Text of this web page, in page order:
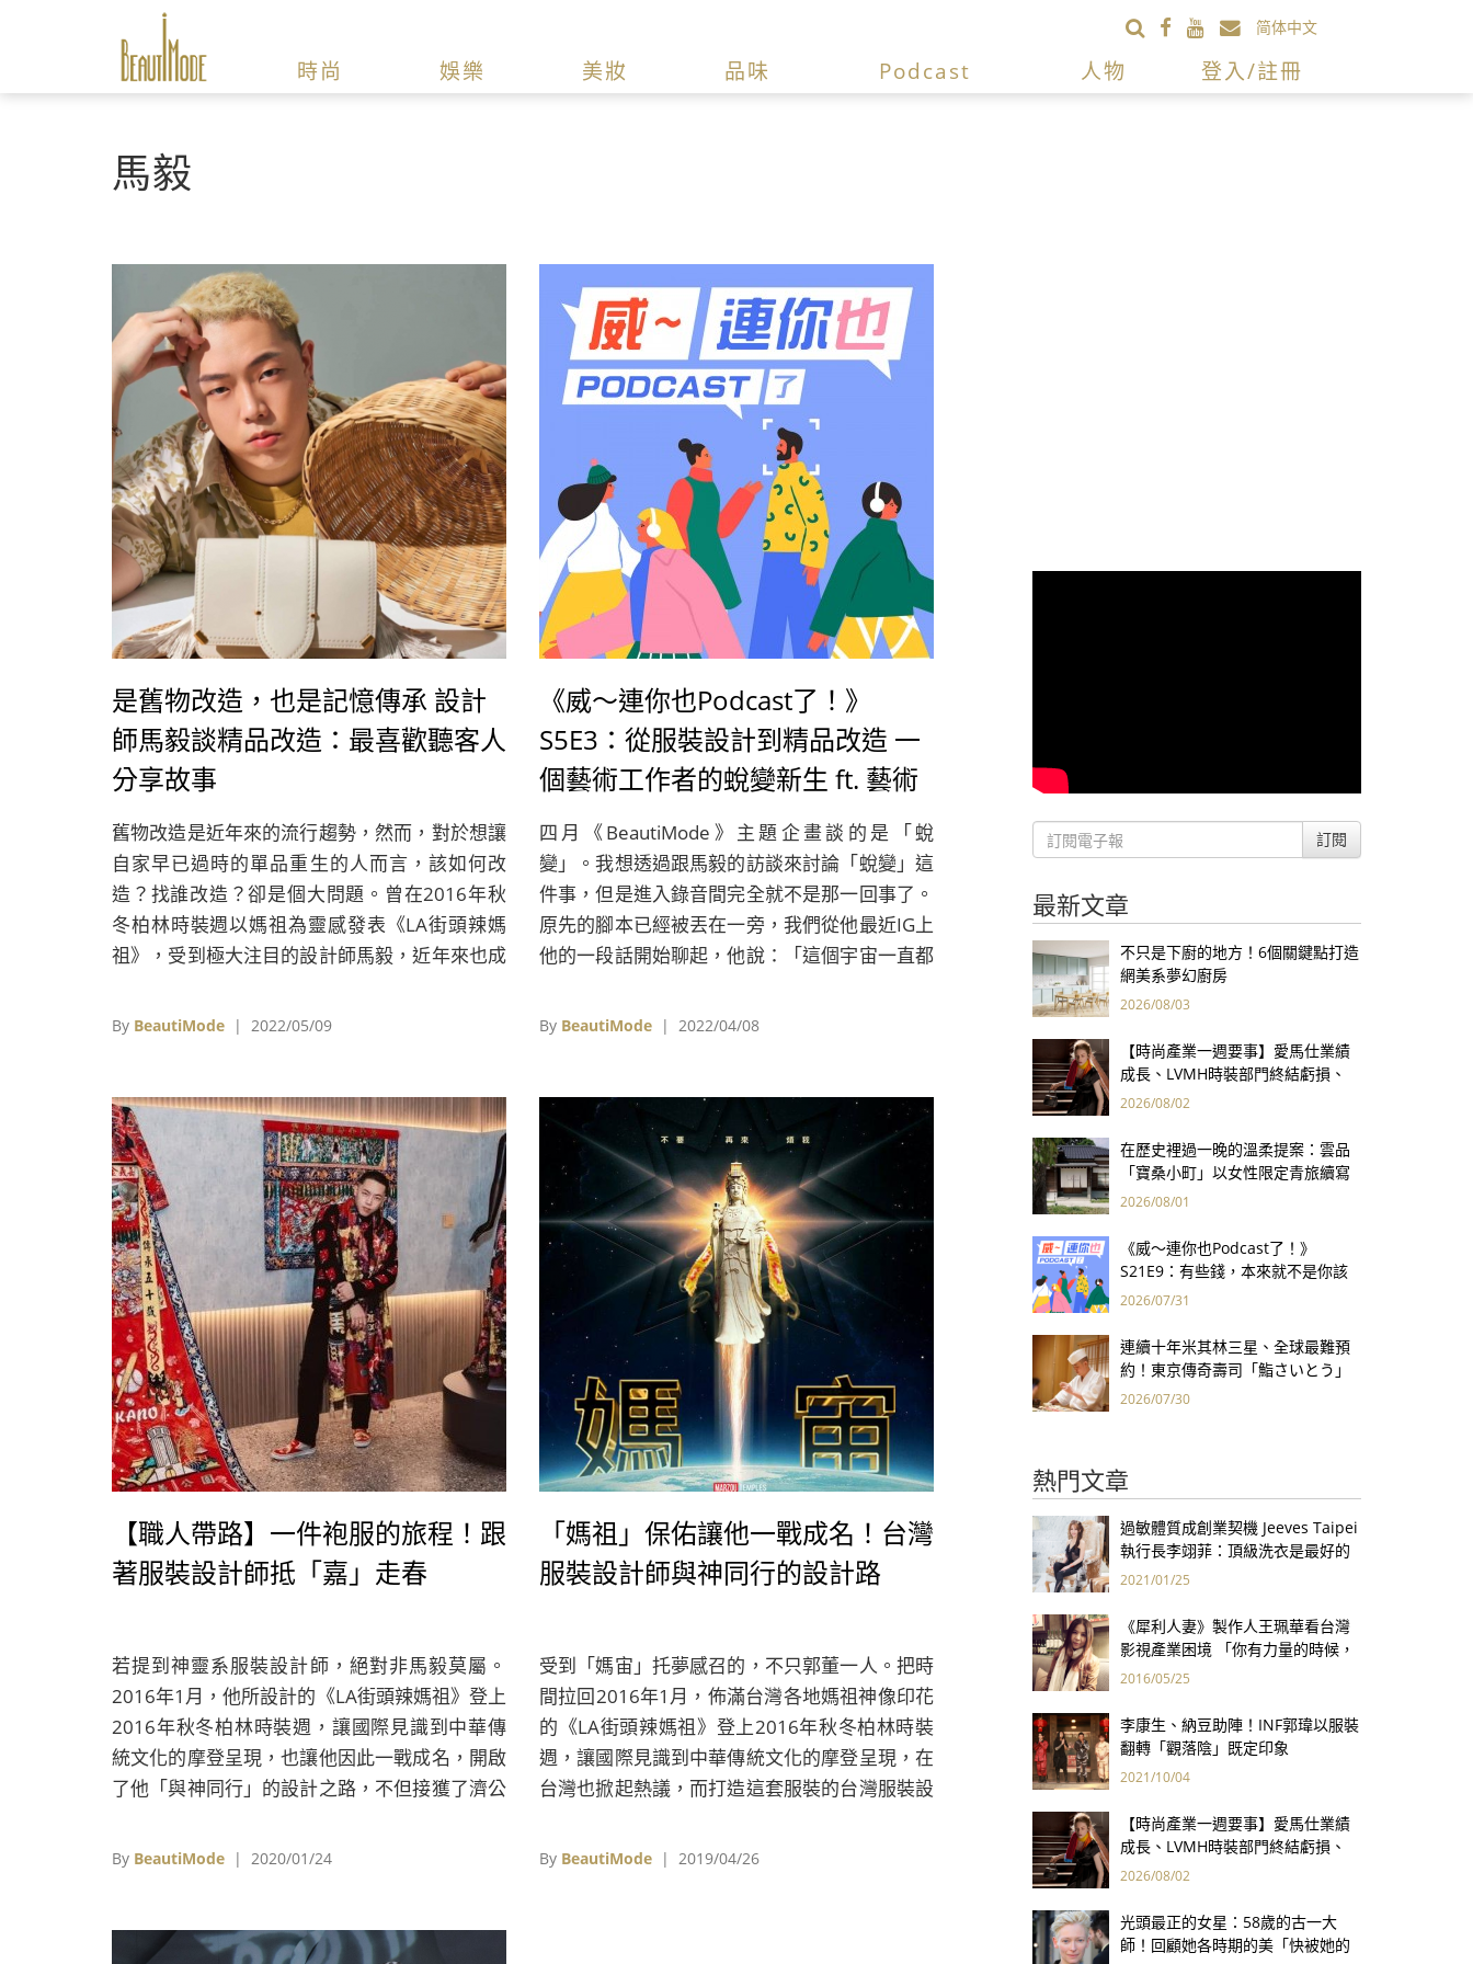
简体中文
時尚 娛樂 美妝 品味 Podcast 人物 登入/註冊
馬毅
是舊物改造，也是記憶傳承 設計
師馬毅談精品改造：最喜歡聽客人
分享故事
舊物改造是近年來的流行趨勢，然而，對於想讓
自家早已過時的單品重生的人而言，該如何改
造？找誰改造？卻是個大問題。曾在2016年秋
冬柏林時裝週以媽祖為靈感發表《LA街頭辣媽
祖》，受到極大注目的設計師馬毅，近年來也成
服務，他曾經把CHANEL的防塵袋，做成實用又
重獲新生。
By BeautiMode | 2022/05/09
《威～連你也Podcast了！》
S5E3：從服裝設計到精品改造 一
個藝術工作者的蛻變新生 ft. 藝術
工作者馬毅
四月《BeautiMode》主題企畫談的是「蛻
變」。我想透過跟馬毅的訪談來討論「蛻變」這
件事，但是進入錄音間完全就不是那一回事了。
原先的腳本已經被丟在一旁，我們從他最近IG上
他的一段話開始聊起，他說：「這個宇宙一直都
的一樣，你想要一個包你就是必須付出努力，好
饋』。」
By BeautiMode | 2022/04/08
【職人帶路】一件袍服的旅程！跟
著服裝設計師抵「嘉」走春
若提到神靈系服裝設計師，絕對非馬毅莫屬。
2016年1月，他所設計的《LA街頭辣媽祖》登上
2016年秋冬柏林時裝週，讓國際見識到中華傳
統文化的摩登呈現，也讓他因此一戰成名，開啟
了他「與神同行」的設計之路，不但接獲了濟公
時裝週的傳藝時尚主題秀。
By BeautiMode | 2020/01/24
「媽祖」保佑讓他一戰成名！台灣
服裝設計師與神同行的設計路
受到「媽宙」托夢感召的，不只郭董一人。把時
間拉回2016年1月，佈滿台灣各地媽祖神像印花
的《LA街頭辣媽祖》登上2016年秋冬柏林時裝
週，讓國際見識到中華傳統文化的摩登呈現，在
台灣也掀起熱議，而打造這套服裝的台灣服裝設
的設計之路，不但接獲了濟公寶衣的設計案，更
By BeautiMode | 2019/04/26
訂閱
最新文章
不只是下廚的地方！6個關鍵點打造
網美系夢幻廚房
2026/08/03
【時尚產業一週要事】愛馬仕業績
成長、LVMH時裝部門終結虧損、
Kering轉型策略初現成效、Prada
2026/08/02
在歷史裡過一晚的溫柔提案：雲品
「寶桑小町」以女性限定青旅續寫
台東老屋記憶
2026/08/01
《威～連你也Podcast了！》
S21E9：有些錢，本來就不是你該
賺的——讀《一個投機者的告白》
2026/07/31
連續十年米其林三星、全球最難預
約！東京傳奇壽司「鮨さいとう」
為何破例首度來台？
2026/07/30
熱門文章
過敏體質成創業契機 Jeeves Taipei
執行長李翊菲：頂級洗衣是最好的
健康保險！
2021/01/25
《犀利人妻》製作人王珮華看台灣
影視產業困境 「你有力量的時候，
別人會看到你的好」
2016/05/25
李康生、納豆助陣！INF郭瑋以服裝
翻轉「觀落陰」既定印象
2021/10/04
【時尚產業一週要事】愛馬仕業績
成長、LVMH時裝部門終結虧損、
Kering轉型策略初現成效、Prada
2026/08/02
光頭最正的女星：58歲的古一大
師！回顧她各時期的美「快被她的